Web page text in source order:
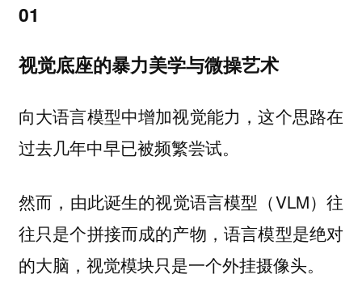
01
视觉底座的暴力美学与微操艺术
向大语言模型中增加视觉能力，这个思路在
过去几年中早已被频繁尝试。
然而，由此诞生的视觉语言模型（VLM）往
往只是个拼接而成的产物，语言模型是绝对
的大脑，视觉模块只是一个外挂摄像头。